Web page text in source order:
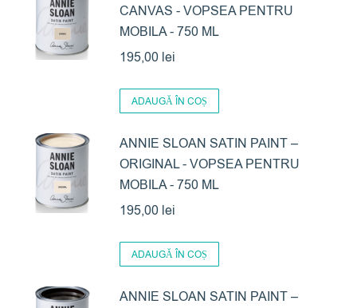
CANVAS - VOPSEA PENTRU
MOBILA - 750 ML
195,00 lei
ADAUGĂ ÎN COȘ
ANNIE SLOAN SATIN PAINT –
ORIGINAL - VOPSEA PENTRU
MOBILA - 750 ML
195,00 lei
ADAUGĂ ÎN COȘ
ANNIE SLOAN SATIN PAINT –